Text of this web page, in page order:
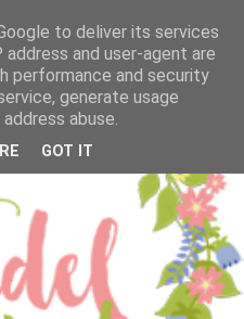
to deliver its services
and user-agent are
performance and security
generate usage
abuse.
GOT IT